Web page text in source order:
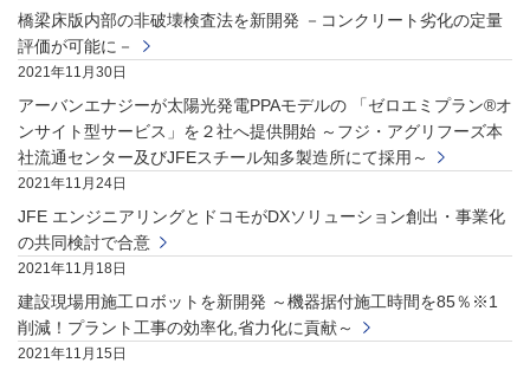
橋梁床版内部の非破壊検査法を新開発 －コンクリート劣化の定量
評価が可能に－
2021年11月30日
アーバンエナジーが太陽光発電PPAモデルの 「ゼロエミプラン®オ
ンサイト型サービス」を２社へ提供開始 ～フジ・アグリフーズ本
社流通センター及びJFEスチール知多製造所にて採用～
2021年11月24日
JFE エンジニアリングとドコモがDXソリューション創出・事業化
の共同検討で合意
2021年11月18日
建設現場用施工ロボットを新開発 ～機器据付施工時間を85％※1
削減！プラント工事の効率化,省力化に貢献～
2021年11月15日